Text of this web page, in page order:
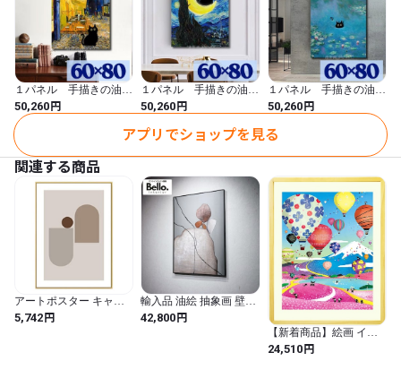
ご理解の上ご注文をお願いいたします。
-----------------
【ご注意事項】
* 写真の原画を元に、お客様から注文を受け次第、製作いたしま
す。
* 1枚1枚作成するため、写真と若干異なる場合がございますの
で、ご了承ください。
* PCのモニターにより実際の商品と色味が多少異なることがござ
います。
* 注文を受けてから、製作いたしますので、注文後の取り消しな
どはご遠慮願います
* 商品到着時に、破損不良がございました場合のみ交換の対象と
させていただきます。
ご注文前に必ずabout　をお読みいただき、ご納得の上ご購入く
１パネル 手描きの油彩
画 ゴッホ 夜のカフェ
テラス 黒猫アレンジ
絵画 インテリア モダ
50,260円
１パネル 手描きの油彩
画 ゴッホ 星月夜 黒
猫アレンジ 絵画 イン
テリア モダン アートパ
ネル 6017
50,260円
１パネル 手描きの油彩
画 モネ 睡蓮 黒猫ア
レンジ 絵画 インテリ
ア モダン アートパネ
ル 6016
50,260円
アプリでショップを見る
関連する商品
アートポスター キャン
バスアート 抽象画 ゴー
ルド色アルミ合金フレー
5,742円
輸入品 油絵 抽象画 壁掛
け アート 100×70 現代 美
術 絵 絵画 インテリア モ
42,800円
【新着商品】絵画 イン
テリア 富士山 風景画 芝
桜 気球 「いつまでも ど
24,510円